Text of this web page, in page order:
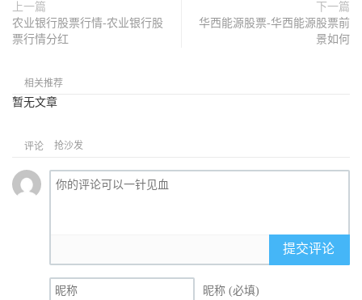
上一篇
农业银行股票行情-农业银行股
票行情分红
下一篇
华西能源股票-华西能源股票前
景如何
相关推荐
暂无文章
评论 抢沙发
提交评论
昵称 (必填)